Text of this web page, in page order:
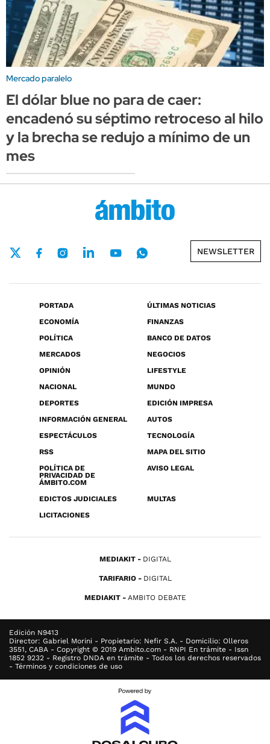
Mercado paralelo
El dólar blue no para de caer:
encadenó su séptimo retroceso al hilo
y la brecha se redujo a mínimo de un
mes
NEWSLETTER
PORTADA
ÚLTIMAS NOTICIAS
ECONOMÍA
FINANZAS
POLÍTICA
BANCO DE DATOS
MERCADOS
NEGOCIOS
OPINIÓN
LIFESTYLE
NACIONAL
MUNDO
DEPORTES
EDICIÓN IMPRESA
INFORMACIÓN GENERAL
AUTOS
ESPECTÁCULOS
TECNOLOGÍA
RSS
MAPA DEL SITIO
POLÍTICA DE
PRIVACIDAD DE
ÁMBITO.COM
AVISO LEGAL
EDICTOS JUDICIALES
MULTAS
LICITACIONES
MEDIAKIT DIGITAL
TARIFARIO DIGITAL
MEDIAKIT AMBITO DEBATE
Edición N9413
Director: Gabriel Morini - Propietario: Nefir S.A. - Domicilio: Olleros
3551, CABA - Copyright © 2019 Ambito.com - RNPI En trámite - Issn
1852 9232 - Registro DNDA en trámite - Todos los derechos reservados
- Términos y condiciones de uso